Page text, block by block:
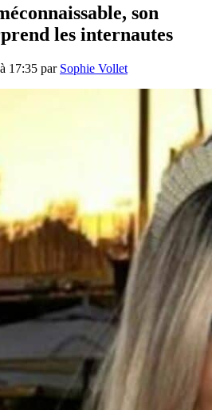
son
les internautes
17:35 par Sophie Vollet